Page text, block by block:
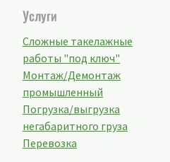
Услуги
Сложные такелажные
работы "под ключ"
Монтаж/Демонтаж
промышленный
Погрузка/выгрузка
негабаритного груза
Перевозка